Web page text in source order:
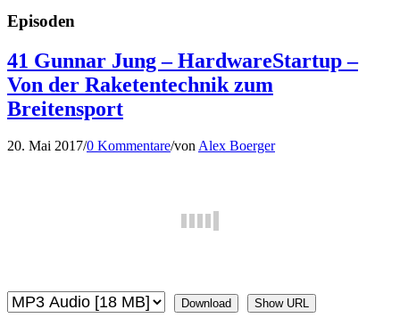
Episoden
41 Gunnar Jung – HardwareStartup –
Von der Raketentechnik zum
Breitensport
20. Mai 2017/0 Kommentare/vonAlex Boerger
Download Show URL